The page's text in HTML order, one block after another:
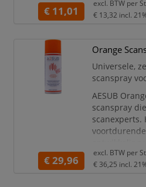
op de markt.
De spray
optimale
AESUB
drijfgassen
€ 11,01
excl. BTW per
€ 13,32 incl.
Orange
Universele,
scanspray
AESUB
scanspray
scanexperts.
op de markt.
De
€ 29,96
excl. BTW per
€ 36,25 incl.